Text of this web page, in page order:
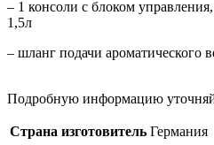
– 1 консоли с блоком
1,5л
– шланг подачи ароматического
Подробную информацию
Страна изготовитель Германия